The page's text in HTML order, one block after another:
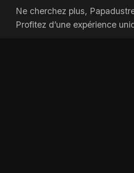
Ne cherchez plus,
Profitez d’une expérience